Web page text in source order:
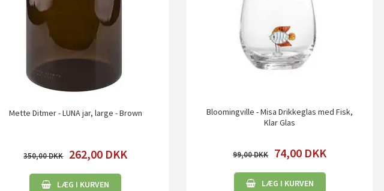
Mette Ditmer - LUNA jar, large - Brown
350,00 262,00 DKK
LÆG I KURVEN
Bloomingville - Misa Drikkeglas med Fisk,
Klar Glas
99,00 74,00 DKK
LÆG I KURVEN